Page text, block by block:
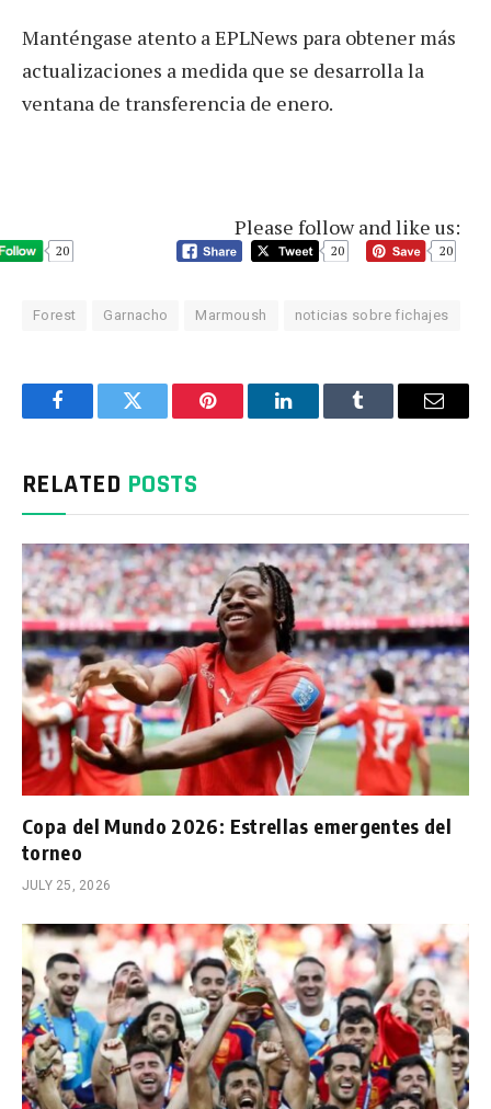
Manténgase atento a EPLNews para obtener más
actualizaciones a medida que se desarrolla la
ventana de transferencia de enero.
Please follow and like us:
20 20 20
Forest Garnacho Marmoush noticias sobre fichajes
FacebookTwitter Pinterest LinkedInTumblr Email
RELATED POSTS
Copa del Mundo 2026: Estrellas emergentes del
torneo
JULY 25, 2026